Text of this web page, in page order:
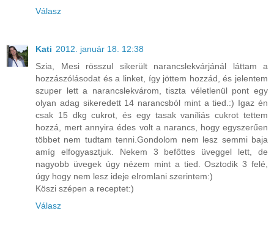
Válasz
Kati 2012. január 18. 12:38
Szia, Mesi rösszul sikerült narancslekvárjánál láttam a
hozzászólásodat és a linket, így jöttem hozzád, és jelentem
szuper lett a narancslekvárom, tiszta véletlenül pont egy
olyan adag sikeredett 14 narancsból mint a tied.:) Igaz én
csak 15 dkg cukrot, és egy tasak vaníliás cukrot tettem
hozzá, mert annyira édes volt a narancs, hogy egyszerűen
többet nem tudtam tenni.Gondolom nem lesz semmi baja
amíg elfogyasztjuk. Nekem 3 befőttes üveggel lett, de
nagyobb üvegek úgy nézem mint a tied. Osztodik 3 felé,
úgy hogy nem lesz ideje elromlani szerintem:)
Köszi szépen a receptet:)
Válasz